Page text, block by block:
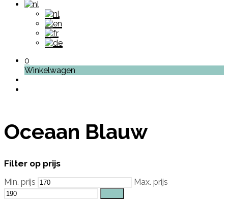
0
Winkelwagen
Oceaan Blauw
Filter op prijs
Min. prijs Max. prijs